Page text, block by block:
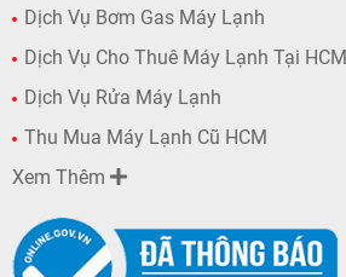
Dịch Vụ Bơm Gas Máy Lạnh
Dịch Vụ Cho Thuê Máy Lạnh Tại HCM
Dịch Vụ Rửa Máy Lạnh
Thu Mua Máy Lạnh Cũ HCM
Xem Thêm